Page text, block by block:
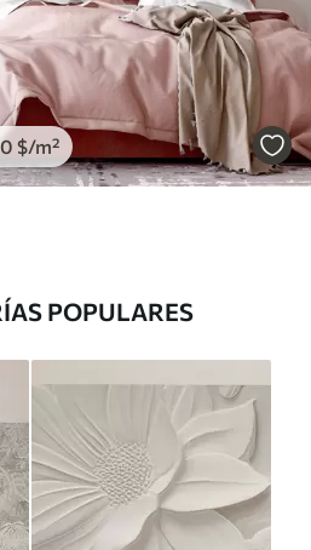
$/m²
POPULARES